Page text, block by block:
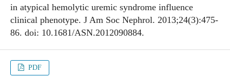
in atypical hemolytic uremic syndrome influence
clinical phenotype. J Am Soc Nephrol. 2013;24(3):475-
86. doi: 10.1681/ASN.2012090884.
PDF